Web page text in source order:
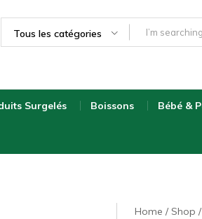
Tous les catégories
Surgelés Boissons Bébé &
Home Shop